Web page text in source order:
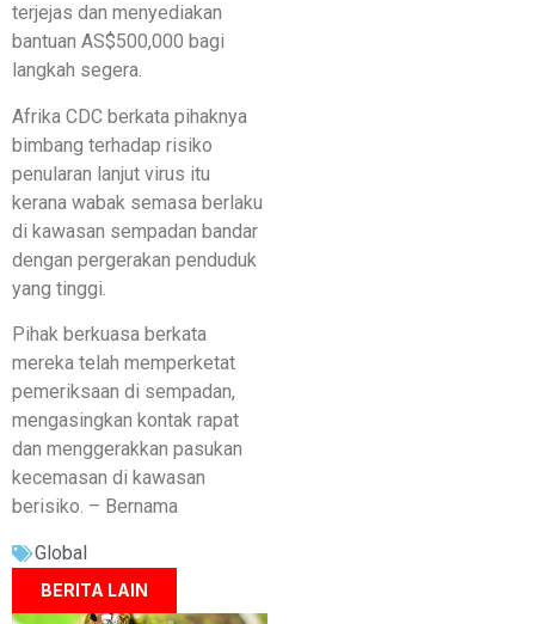
terjejas dan menyediakan
bantuan AS$500,000 bagi
langkah segera.
Afrika CDC berkata pihaknya
bimbang terhadap risiko
penularan lanjut virus itu
kerana wabak semasa berlaku
di kawasan sempadan bandar
dengan pergerakan penduduk
yang tinggi.
Pihak berkuasa berkata
mereka telah memperketat
pemeriksaan di sempadan,
mengasingkan kontak rapat
dan menggerakkan pasukan
kecemasan di kawasan
berisiko. – Bernama
Global
BERITA LAIN